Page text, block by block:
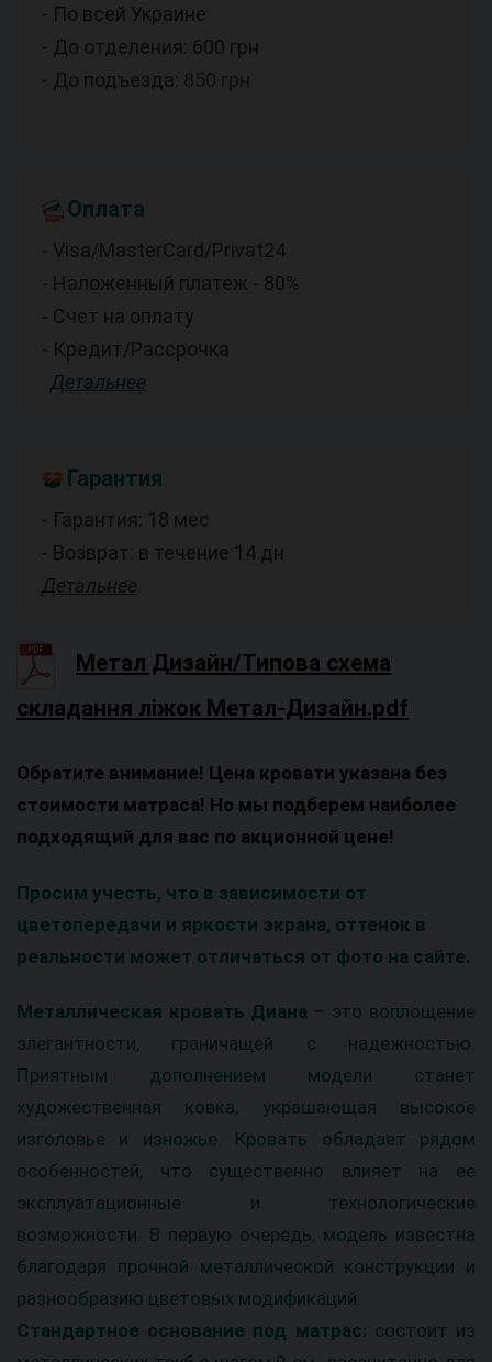
- По всей Украине
- До отделения: 600 грн
- До подъезда: 850 грн
Оплата
- Visa/MasterCard/Privat24
- Наложенный платеж - 80%
- Счет на оплату
- Кредит/Рассрочка
Детальнее
Гарантия
- Гарантия: 18 мес
- Возврат: в течение 14 дн
Детальнее
Метал Дизайн/Типова схема
складання ліжок Метал-Дизайн.pdf
Обратите внимание! Цена кровати указана без
стоимости матраса! Но мы подберем наиболее
подходящий для вас по акционной цене!
Просим учесть, что в зависимости от
цветопередачи и яркости экрана, оттенок в
реальности может отличаться от фото на сайте.
Металлическая кровать Диана – это воплощение
элегантности, граничащей с надежностью.
Приятным дополнением модели станет
художественная ковка, украшающая высокое
изголовье и изножье. Кровать обладает рядом
особенностей, что существенно влияет на ее
эксплуатационные и технологические
возможности. В первую очередь, модель известна
благодаря прочной металлической конструкции и
разнообразию цветовых модификаций.
Стандартное основание под матрас: состоит из